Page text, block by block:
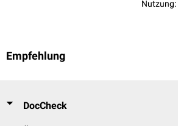
Nutzung:
Empfehlung
DocCheck